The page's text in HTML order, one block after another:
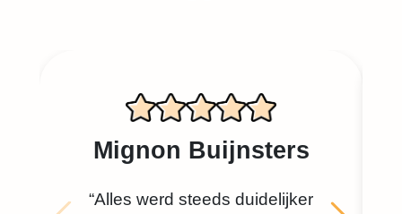
Mignon Buijnsters
“Alles werd steeds duidelijker